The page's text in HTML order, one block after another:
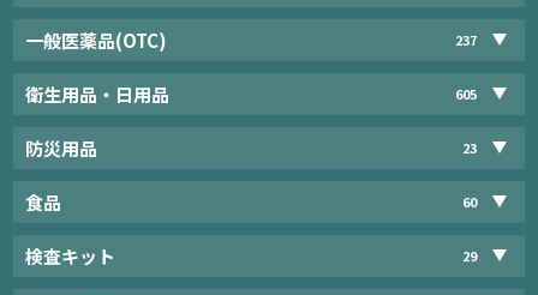
一般医薬品(OTC) 237
衛生用品・日用品 605
防災用品 23
食品 60
検査キット 29